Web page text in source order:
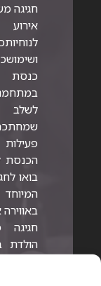
חגיגה
הכנסת
בואו
חגיגה
הולדת